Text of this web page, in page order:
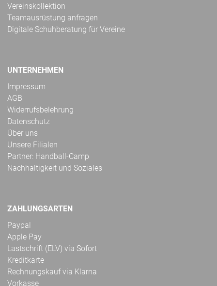
Vereinskollektion
Teamausrüstung anfragen
Digitale Schuhberatung für Vereine
UNTERNEHMEN
Impressum
AGB
Widerrufsbelehrung
Datenschutz
Über uns
Unsere Filialen
Partner: Handball-Camp
Nachhaltigkeit und Soziales
ZAHLUNGSARTEN
Paypal
Apple Pay
Lastschrift (ELV) via Sofort
Kreditkarte
Rechnungskauf via Klarna
Vorkasse